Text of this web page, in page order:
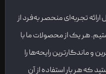
تجربه‌ای منحصر به‌فرد از
هر یک از محصولات ما با
و ماندگارترین رایحه‌ها را
که هر بار استفاده از آن